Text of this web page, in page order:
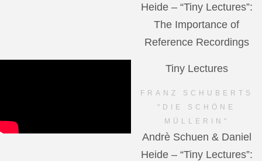
Heide – “Tiny Lectures”:
The Importance of
Reference Recordings
Tiny Lectures
FRANZ SCHUBERTS
"DIE SCHÖNE
MÜLLERIN"
Andrè Schuen & Daniel
Heide – “Tiny Lectures”: